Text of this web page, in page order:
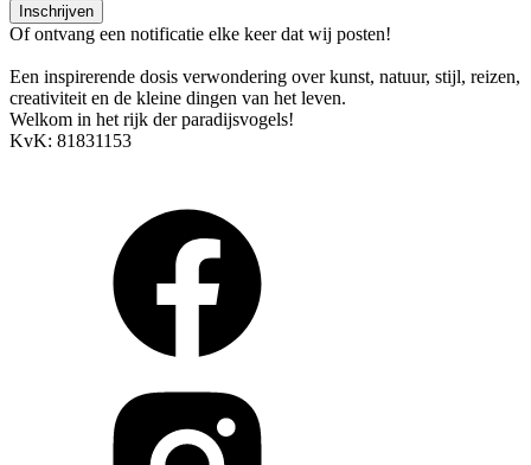
Of ontvang een notificatie elke keer dat wij posten!
Een inspirerende dosis verwondering over kunst, natuur, stijl, reizen,
creativiteit en de kleine dingen van het leven.
Welkom in het rijk der paradijsvogels!
KvK: 81831153